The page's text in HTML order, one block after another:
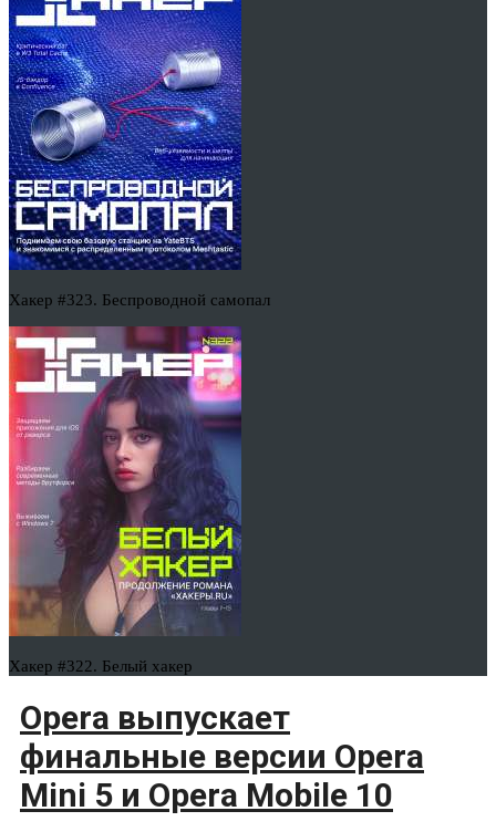
Хакер #323. Беспроводной самопал
Хакер #322. Белый хакер
Opera выпускает
финальные версии Opera
Mini 5 и Opera Mobile 10